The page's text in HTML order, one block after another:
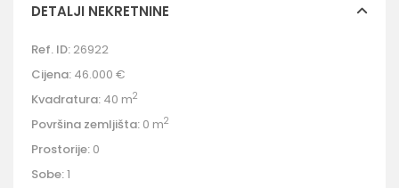
DETALJI NEKRETNINE
Ref. ID: 26922
Cijena: 46.000 €
Kvadratura: 40 m2
Površina zemljišta: 0 m2
Prostorije: 0
Sobe:1